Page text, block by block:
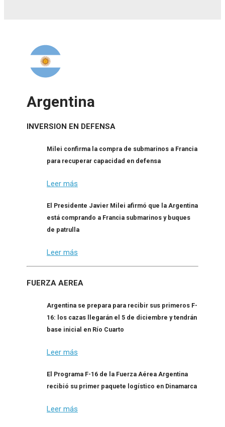
Argentina
INVERSION EN DEFENSA
Milei confirma la compra de submarinos a Francia
para recuperar capacidad en defensa
Leer más
El Presidente Javier Milei afirmó que la Argentina
está comprando a Francia submarinos y buques
de patrulla
Leer más
FUERZA AEREA
Argentina se prepara para recibir sus primeros F-
16: los cazas llegarán el 5 de diciembre y tendrán
base inicial en Río Cuarto
Leer más
El Programa F-16 de la Fuerza Aérea Argentina
recibió su primer paquete logístico en Dinamarca
Leer más